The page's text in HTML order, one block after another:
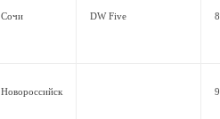
Сочи DW Five
Новороссийск